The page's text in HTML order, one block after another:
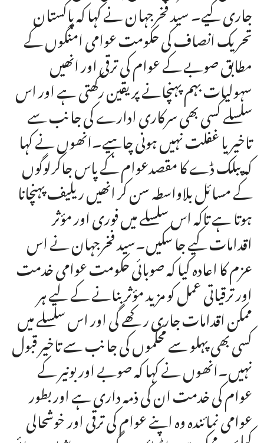
جاری کیے۔ سید فخرجہان نے کہا کہ پاکستان
تحریک انصاف کی حکومت عوامی امنگوں کے
مطابق صوبے کے عوام کی ترقی اور انھیں
سہولیات بہم پہنچانے پر یقین رکھتی ہے اور اس
سلسلے کسی بھی سرکاری ادارے کی جانب سے
تاخیر یا غفلت نہیں ہونی چاہیے۔انھوں نے کہا
کہ پبلک ڈے کا مقصدعوام کے پاس جاکرلوگوں
کے مسائل بلاواسطہ سن کر انھیں ریلیف پہنچانا
ہوتا ہے تاکہ اس سلسلے میں فوری اور مؤثر
اقدامات کیے جا سکیں۔سید فخرجہان نے اس
عزم کا اعادہ کیا کہ صوبائی حکومت عوامی خدمت
اور ترقیاتی عمل کو مزید مؤثر بنانے کے لیے ہر
ممکن اقدامات جاری رکھے گی اور اس سلسلے میں
کسی بھی پہلو سے محکموں کی جانب سے تاخیر قبول
نہیں۔انھوں نے کہا کہ صوبے اور بونیر کے
عوام کی خدمت ان کی ذمہ داری ہے اور بطور
عوامی نمائندہ وہ اپنے عوام کی ترقی اور خوشحالی